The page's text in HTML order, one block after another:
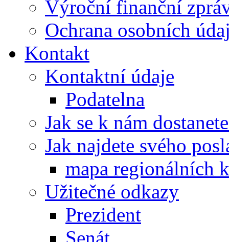
Výroční finanční
Ochrana osobních
Kontakt
Kontaktní údaje
Podatelna
Jak se k nám
Jak najdete svého
mapa regionálních
Užitečné odkazy
Prezident
Senát